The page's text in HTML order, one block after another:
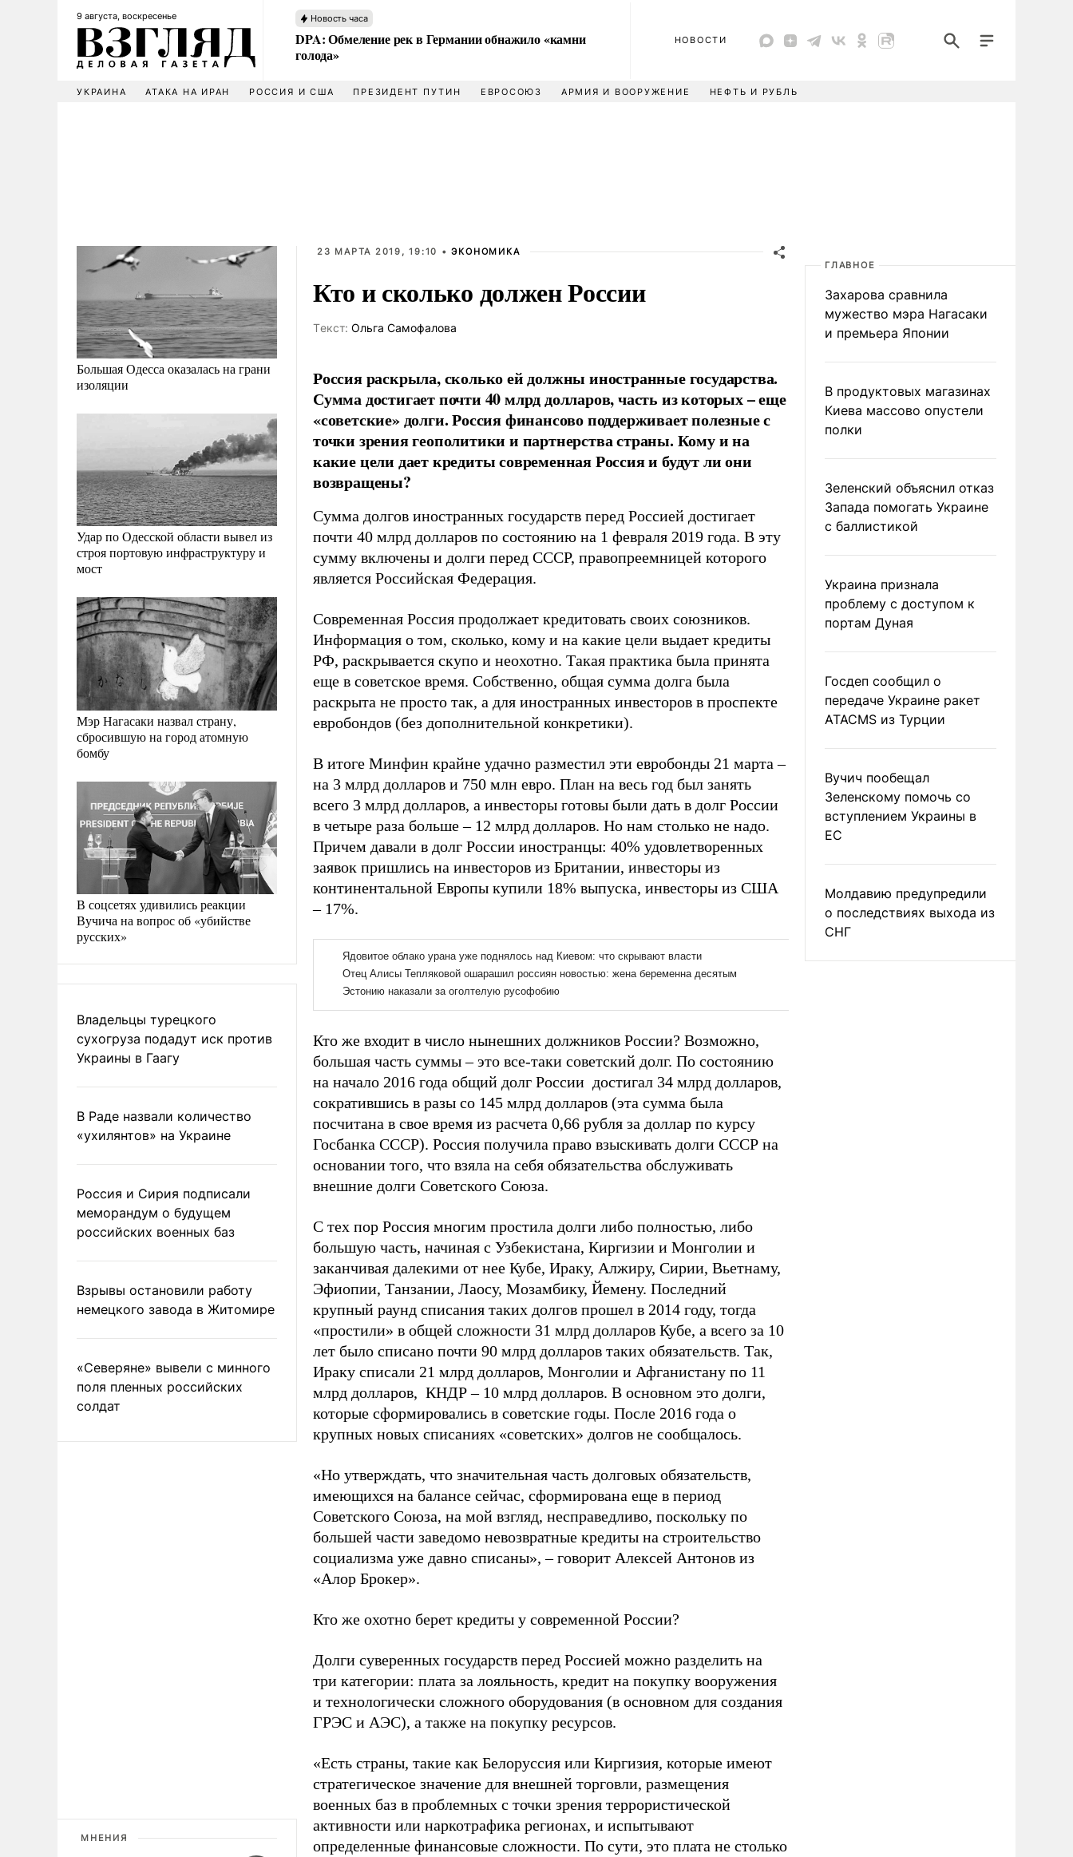
9 августа, воскресенье Новость часа
DPA: Обмеление рек в Германии обнажило «камни
голода»
НОВОСТИ
УКРАИНА АТАКА НА ИРАН РОССИЯ И США ПРЕЗИДЕНТ ПУТИН ЕВРОСОЮЗ АРМИЯ И ВООРУЖЕНИЕ НЕФТЬ И РУБЛЬ
Большая Одесса оказалась на грани
изоляции
Удар по Одесской области вывел из
строя портовую инфраструктуру и
мост
Мэр Нагасаки назвал страну,
сбросившую на город атомную
бомбу
В соцсетях удивились реакции
Вучича на вопрос об «убийстве
русских»
Владельцы турецкого
сухогруза подадут иск против
Украины в Гаагу
В Раде назвали количество
«ухилянтов» на Украине
Россия и Сирия подписали
меморандум о будущем
российских военных баз
Взрывы остановили работу
немецкого завода в Житомире
«Северяне» вывели с минного
поля пленных российских
солдат
МНЕНИЯ
23 МАРТА 2019, 19:10 •ЭКОНОМИКА
Кто и сколько должен России
Tекст: Ольга Самофалова
Россия раскрыла, сколько ей должны иностранные государства.
Сумма достигает почти 40 млрд долларов, часть из которых – еще
«советские» долги. Россия финансово поддерживает полезные с
точки зрения геополитики и партнерства страны. Кому и на
какие цели дает кредиты современная Россия и будут ли они
возвращены?
Сумма долгов иностранных государств перед Россией достигает
почти 40 млрд долларов по состоянию на 1 февраля 2019 года. В эту
сумму включены и долги перед СССР, правопреемницей которого
является Российская Федерация.
Современная Россия продолжает кредитовать своих союзников.
Информация о том, сколько, кому и на какие цели выдает кредиты
РФ, раскрывается скупо и неохотно. Такая практика была принята
еще в советское время. Собственно, общая сумма долга была
раскрыта не просто так, а для иностранных инвесторов в проспекте
евробондов (без дополнительной конкретики).
В итоге Минфин крайне удачно разместил эти евробонды 21 марта –
на 3 млрд долларов и 750 млн евро. План на весь год был занять
всего 3 млрд долларов, а инвесторы готовы были дать в долг России
в четыре раза больше – 12 млрд долларов. Но нам столько не надо.
Причем давали в долг России иностранцы: 40% удовлетворенных
заявок пришлись на инвесторов из Британии, инвесторы из
континентальной Европы купили 18% выпуска, инвесторы из США
– 17%.
Кто же входит в число нынешних должников России? Возможно,
большая часть суммы – это все-таки советский долг. По состоянию
на начало 2016 года общий долг России достигал 34 млрд долларов,
сократившись в разы со 145 млрд долларов (эта сумма была
посчитана в свое время из расчета 0,66 рубля за доллар по курсу
Госбанка СССР). Россия получила право взыскивать долги СССР на
основании того, что взяла на себя обязательства обслуживать
внешние долги Советского Союза.
С тех пор Россия многим простила долги либо полностью, либо
большую часть, начиная с Узбекистана, Киргизии и Монголии и
заканчивая далекими от нее Кубе, Ираку, Алжиру, Сирии, Вьетнаму,
Эфиопии, Танзании, Лаосу, Мозамбику, Йемену. Последний
крупный раунд списания таких долгов прошел в 2014 году, тогда
«простили» в общей сложности 31 млрд долларов Кубе, а всего за 10
лет было списано почти 90 млрд долларов таких обязательств. Так,
Ираку списали 21 млрд долларов, Монголии и Афганистану по 11
млрд долларов, КНДР – 10 млрд долларов. В основном это долги,
которые сформировались в советские годы. После 2016 года о
крупных новых списаниях «советских» долгов не сообщалось.
«Но утверждать, что значительная часть долговых обязательств,
имеющихся на балансе сейчас, сформирована еще в период
Советского Союза, на мой взгляд, несправедливо, поскольку по
большей части заведомо невозвратные кредиты на строительство
социализма уже давно списаны», – говорит Алексей Антонов из
«Алор Брокер».
Кто же охотно берет кредиты у современной России?
Долги суверенных государств перед Россией можно разделить на
три категории: плата за лояльность, кредит на покупку вооружения
и технологически сложного оборудования (в основном для создания
ГРЭС и АЭС), а также на покупку ресурсов.
«Есть страны, такие как Белоруссия или Киргизия, которые имеют
стратегическое значение для внешней торговли, размещения
военных баз в проблемных с точки зрения террористической
активности или наркотрафика регионах, и испытывают
определенные финансовые сложности. По сути, это плата не столько
ГЛАВНОЕ
Захарова сравнила
мужество мэра Нагасаки
и премьера Японии
В продуктовых магазинах
Киева массово опустели
полки
Зеленский объяснил отказ
Запада помогать Украине
с баллистикой
Украина признала
проблему с доступом к
портам Дуная
Госдеп сообщил о
передаче Украине ракет
ATACMS из Турции
Вучич пообещал
Зеленскому помочь со
вступлением Украины в
ЕС
Молдавию предупредили
о последствиях выхода из
СНГ